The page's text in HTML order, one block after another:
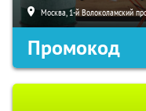
Москва, 1-й Волоколамский
Промокод